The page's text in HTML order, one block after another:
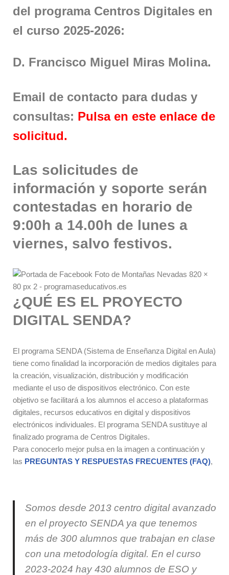
del programa Centros Digitales en
el curso 2025-2026:
D. Francisco Miguel Miras Molina.
Email de contacto para dudas y
consultas: Pulsa en este enlace de
solicitud.
Las solicitudes de
información y soporte serán
contestadas en horario de
9:00h a 14.00h de lunes a
viernes, salvo festivos.
¿QUÉ ES EL PROYECTO
DIGITAL SENDA?
El programa SENDA (Sistema de Enseñanza Digital en Aula)
tiene como finalidad la incorporación de medios digitales para
la creación, visualización, distribución y modificación
mediante el uso de dispositivos electrónico. Con este
objetivo se facilitará a los alumnos el acceso a plataformas
digitales, recursos educativos en digital y dispositivos
electrónicos individuales. El programa SENDA sustituye al
finalizado programa de Centros Digitales.
Para conocerlo mejor pulsa en la imagen a continuación y
las PREGUNTAS Y RESPUESTAS FRECUENTES (FAQ),
Somos desde 2013 centro digital avanzado
en el proyecto SENDA ya que tenemos
más de 300 alumnos que trabajan en clase
con una metodología digital. En el curso
2023-2024 hay 430 alumnos de ESO y